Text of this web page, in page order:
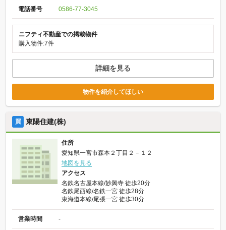
電話番号 0586-77-3045
ニフティ不動産での掲載物件
購入物件:7件
詳細を見る
物件を紹介してほしい
買 東陽住建(株)
住所
愛知県一宮市森本２丁目２－１２
地図を見る
アクセス
名鉄名古屋本線/妙興寺 徒歩20分
名鉄尾西線/名鉄一宮 徒歩28分
東海道本線/尾張一宮 徒歩30分
営業時間 -